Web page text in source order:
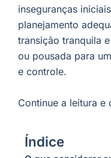
inseguranças
planejamento
transição tranquila
ou pousada para
e controle.
Continue a leitura e
Índice